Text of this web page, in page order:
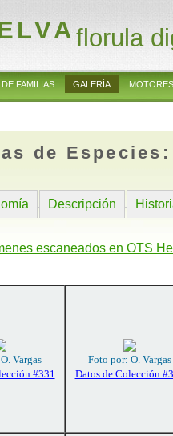
florula
DE FAMILIAS GALERÍA
de Especies:
Descripción
escaneados en OTS
Vargas
#331
Foto por: O. Vargas
Datos de Colección